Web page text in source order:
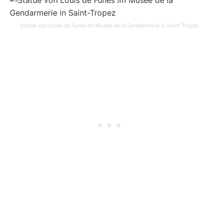
Statue von Louis de Funès im Musée de la Gendarmerie in Saint-Tropez